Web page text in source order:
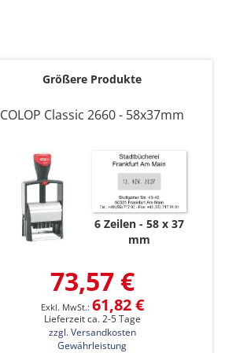
Größere Produkte
COLOP Classic 2660 - 58x37mm
6 Zeilen
58 x 37
mm
73,57 €
61,82 €
Lieferzeit ca. 2-5 Tage
zzgl. Versandkosten
Gewährleistung